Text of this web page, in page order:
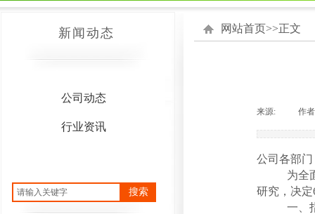
新闻动态 网站首页>>正文
来源: 作
公司 各部门
为全
研究，决
一、
公司动态
行业资讯
搜索